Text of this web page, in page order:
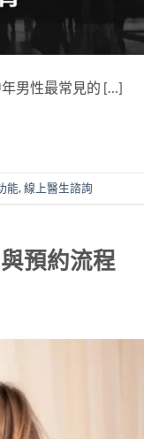
男性最常見的 […]
能, 線上醫生諮詢
預約流程